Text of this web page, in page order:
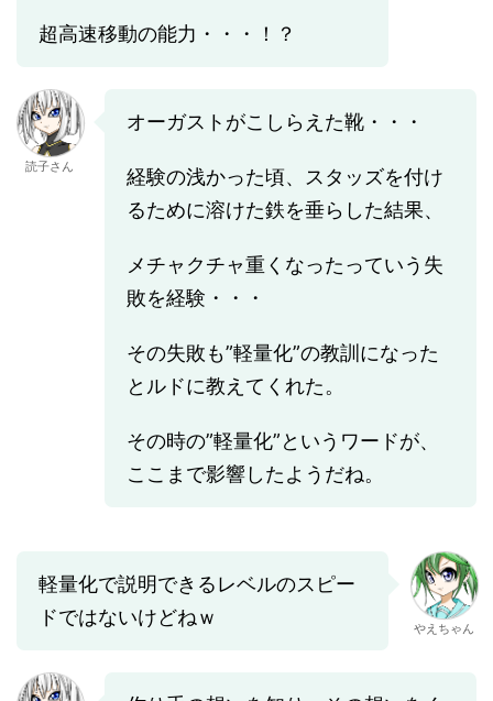
超高速移動の能力・・・！？
読子さん
オーガストがこしらえた靴・・・
経験の浅かった頃、スタッズを付け
るために溶けた鉄を垂らした結果、
メチャクチャ重くなったっていう失
敗を経験・・・
その失敗も”軽量化”の教訓になった
とルドに教えてくれた。
その時の”軽量化”というワードが、
ここまで影響したようだね。
軽量化で説明できるレベルのスピー
ドではないけどねｗ
やえちゃん